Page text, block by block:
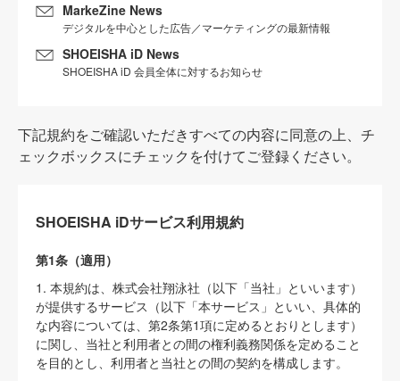
MarkeZine News
デジタルを中心とした広告／マーケティングの最新情報
SHOEISHA iD News
SHOEISHA iD 会員全体に対するお知らせ
下記規約をご確認いただきすべての内容に同意の上、チ
ェックボックスにチェックを付けてご登録ください。
SHOEISHA iDサービス利用規約
第1条（適用）
1. 本規約は、株式会社翔泳社（以下「当社」といいます）
が提供するサービス（以下「本サービス」といい、具体的
な内容については、第2条第1項に定めるとおりとします）
に関し、当社と利用者との間の権利義務関係を定めること
を目的とし、利用者と当社との間の契約を構成します。